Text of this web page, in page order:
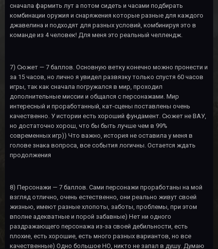
сначала фармить лут а потом сидеть и часами подбирать
комбинации оружия и снаряжения которые разные для каждого
джавелина и подходят для разных условий, комбинируя это в
команде из 4 человек! Для меня это реальный челлендж.
7) Сюжет — 7 баллов. Основную ветку конечно можно пронести и
за 15 часов, но лично я увидел развязку только спустя 60 часов
игры, так как сначала погружался в мир, проходил
дополнительные миссии и общался с персонажами. Мир
интересный и проработанный, кат-сцены поставлены очень
качественно. У истории есть хороший фундамент. Сюжет не ВАУ,
но достаточно хорош, что бы быть лучше чем в 99%
современных игр)) Что важно, история не оставила у меня в
голове знака вопроса, все события логичны. Остается ждать
продолжения
8) Персонажи — 7 баллов. Сами персонажи проработаны на мой
взгляд отлично, очень естественно, они реально живут своей
жизнью, имеют разные хлопоты, заботы, проблемы, при этом
вполне адекватные и порой забавные) Нет ни одного
раздражающего персонажа из-за своей дебильности, есть
плохие, есть хорошие, есть много разных вариантов, но все
качественные) Одно большое НО, никто не запал в душу. Думаю